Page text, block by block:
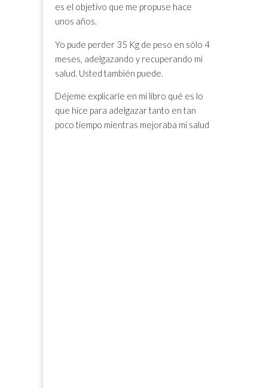
es el objetivo que me propuse hace
unos años.
Yo pude perder 35 Kg de peso en sólo 4
meses, adelgazando y recuperando mi
salud. Usted también puede.
Déjeme explicarle en mi libro qué es lo
que hice para adelgazar tanto en tan
poco tiempo mientras mejoraba mi salud